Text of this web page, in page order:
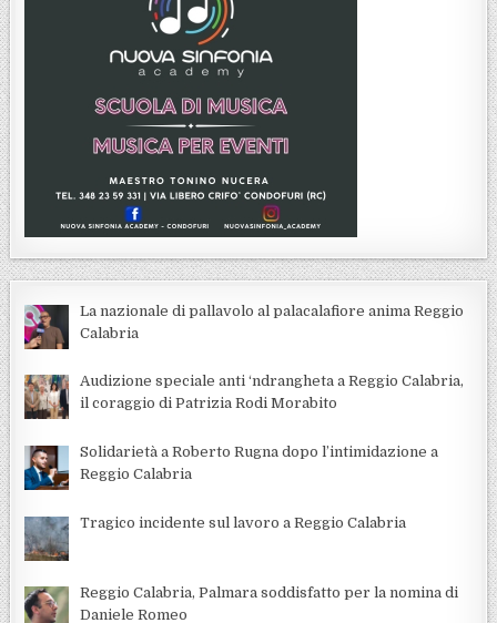
La nazionale di pallavolo al palacalafiore anima Reggio
Calabria
Audizione speciale anti ‘ndrangheta a Reggio Calabria,
il coraggio di Patrizia Rodi Morabito
Solidarietà a Roberto Rugna dopo l’intimidazione a
Reggio Calabria
Tragico incidente sul lavoro a Reggio Calabria
Reggio Calabria, Palmara soddisfatto per la nomina di
Daniele Romeo